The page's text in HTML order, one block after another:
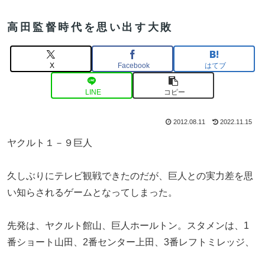
高田監督時代を思い出す大敗
X Facebook はてブ
LINE コピー
2012.08.11 2022.11.15
ヤクルト１－９巨人
久しぶりにテレビ観戦できたのだが、巨人との実力差を思
い知らされるゲームとなってしまった。
先発は、ヤクルト館山、巨人ホールトン。スタメンは、1
番ショート山田、2番センター上田、3番レフトミレッジ、